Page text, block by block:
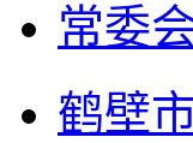
常委
鹤壁